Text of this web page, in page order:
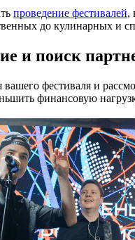
проведение фестивалей,
до кулинарных и
и поиск
фестиваля и
финансовую